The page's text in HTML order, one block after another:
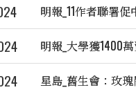
明報_11作者聯署促
明報_大學獲1400
星島_舊生會：玫